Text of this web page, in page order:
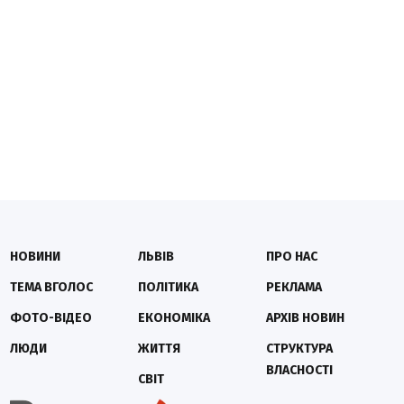
НОВИНИ
ТЕМА ВГОЛОС
ФОТО-ВІДЕО
ЛЮДИ
ЛЬВІВ
ПОЛІТИКА
ЕКОНОМІКА
ЖИТТЯ
СВІТ
ПРО НАС
РЕКЛАМА
АРХІВ НОВИН
СТРУКТУРА
ВЛАСНОСТІ